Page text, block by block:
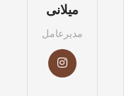
میلانی
مدیرعامل